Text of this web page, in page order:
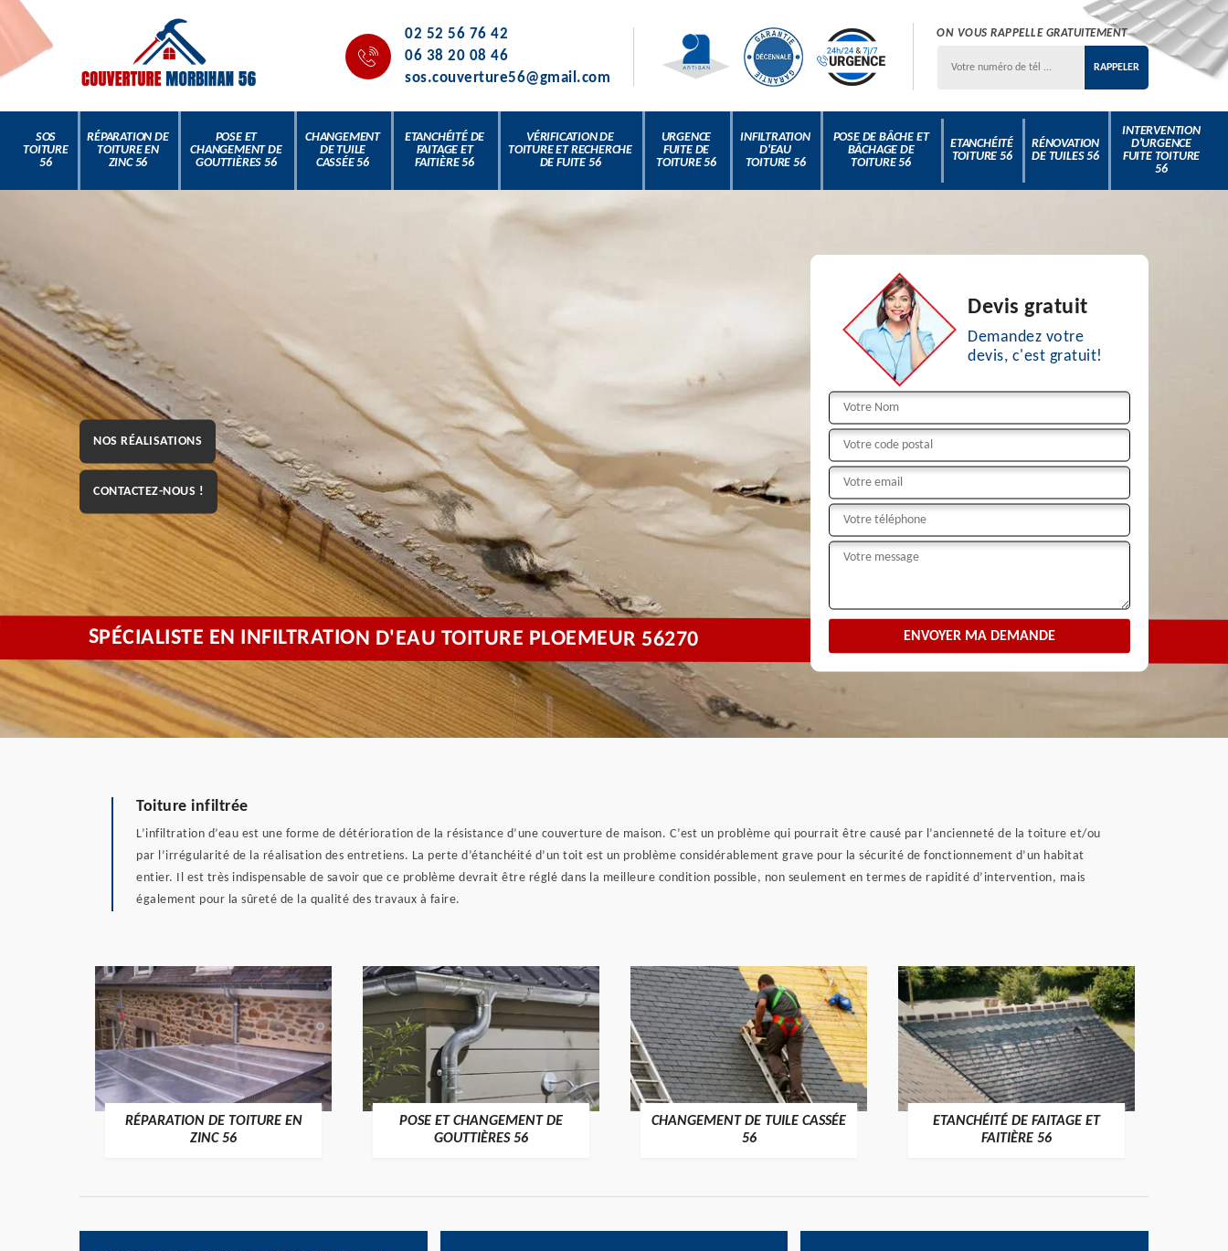
02 52 56 76 42
06 38 20 08 46
sos.couverture56@gmail.com
ON VOUS RAPPELLE GRATUITEMENT
SOS
TOITURE
56
RÉPARATION DE
TOITURE EN
ZINC 56
POSE ET
CHANGEMENT DE
GOUTTIÈRES 56
CHANGEMENT
DE TUILE
CASSÉE 56
ETANCHÉITÉ DE
FAITAGE ET
FAITIÈRE 56
VÉRIFICATION DE
TOITURE ET RECHERCHE
DE FUITE 56
URGENCE
FUITE DE
TOITURE 56
INFILTRATION
D'EAU
TOITURE 56
POSE DE BÂCHE ET
BÂCHAGE DE
TOITURE 56
ETANCHÉITÉ
TOITURE 56
RÉNOVATION
DE TUILES 56
INTERVENTION
D'URGENCE
FUITE TOITURE
56
NOS RÉALISATIONS
CONTACTEZ-NOUS !
Devis gratuit
Demandez votre
devis, c'est gratuit!
SPÉCIALISTE EN INFILTRATION D'EAU TOITURE PLOEMEUR 56270
Toiture infiltrée
L’infiltration d’eau est une forme de détérioration de la résistance d’une couverture de maison. C’est un problème qui pourrait être causé par l’ancienneté de la toiture et/ou
par l’irrégularité de la réalisation des entretiens. La perte d’étanchéité d’un toit est un problème considérablement grave pour la sécurité de fonctionnement d’un habitat
entier. Il est très indispensable de savoir que ce problème devrait être réglé dans la meilleure condition possible, non seulement en termes de rapidité d’intervention, mais
également pour la sûreté de la qualité des travaux à faire.
>
RÉPARATION DE TOITURE EN
ZINC 56
>
POSE ET CHANGEMENT DE
GOUTTIÈRES 56
>
CHANGEMENT DE TUILE CASSÉE
56
>
ETANCHÉITÉ DE FAITAGE ET
FAITIÈRE 56